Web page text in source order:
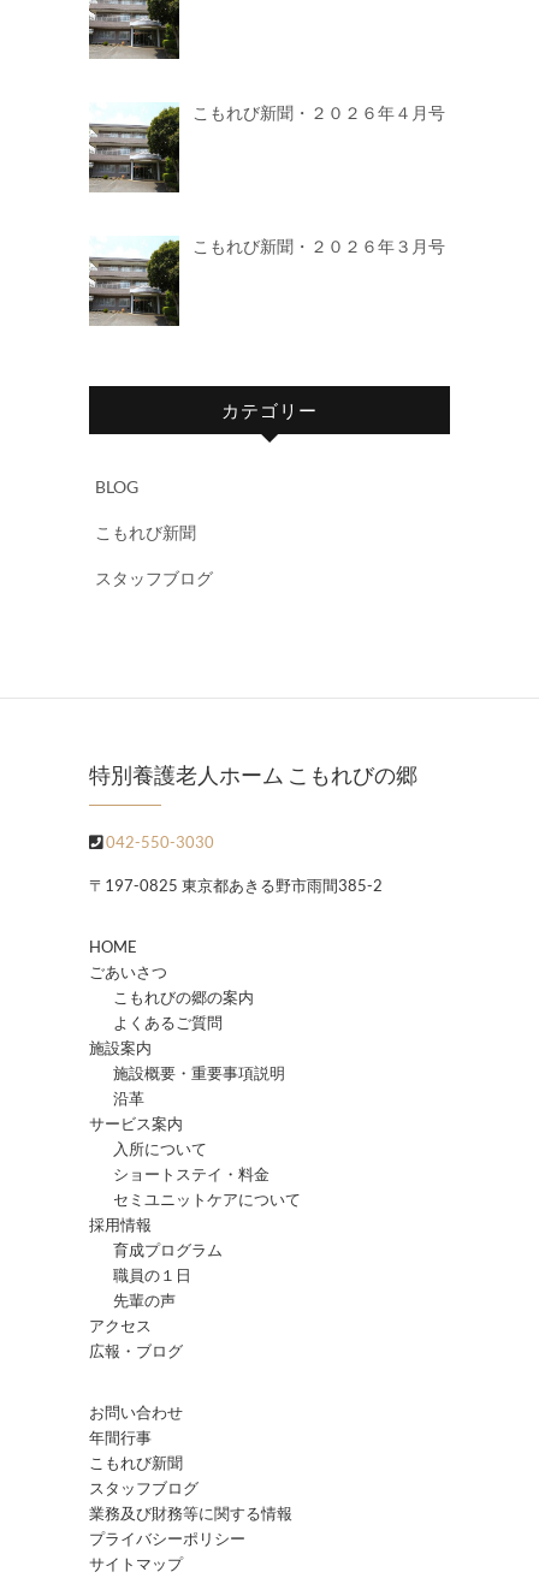
こもれび新聞・２０２６年４月号
こもれび新聞・２０２６年３月号
カテゴリー
BLOG
こもれび新聞
スタッフブログ
特別養護老人ホーム こもれびの郷
042-550-3030
〒197-0825 東京都あきる野市雨間385-2
HOME
ごあいさつ
こもれびの郷の案内
よくあるご質問
施設案内
施設概要・重要事項説明
沿革
サービス案内
入所について
ショートステイ・料金
セミユニットケアについて
採用情報
育成プログラム
職員の１日
先輩の声
アクセス
広報・ブログ
お問い合わせ
年間行事
こもれび新聞
スタッフブログ
業務及び財務等に関する情報
プライバシーポリシー
サイトマップ